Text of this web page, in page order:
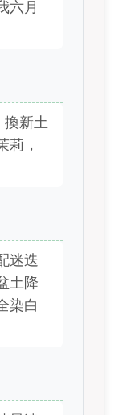
六月
新土
莉，
迷迭
土降
染白